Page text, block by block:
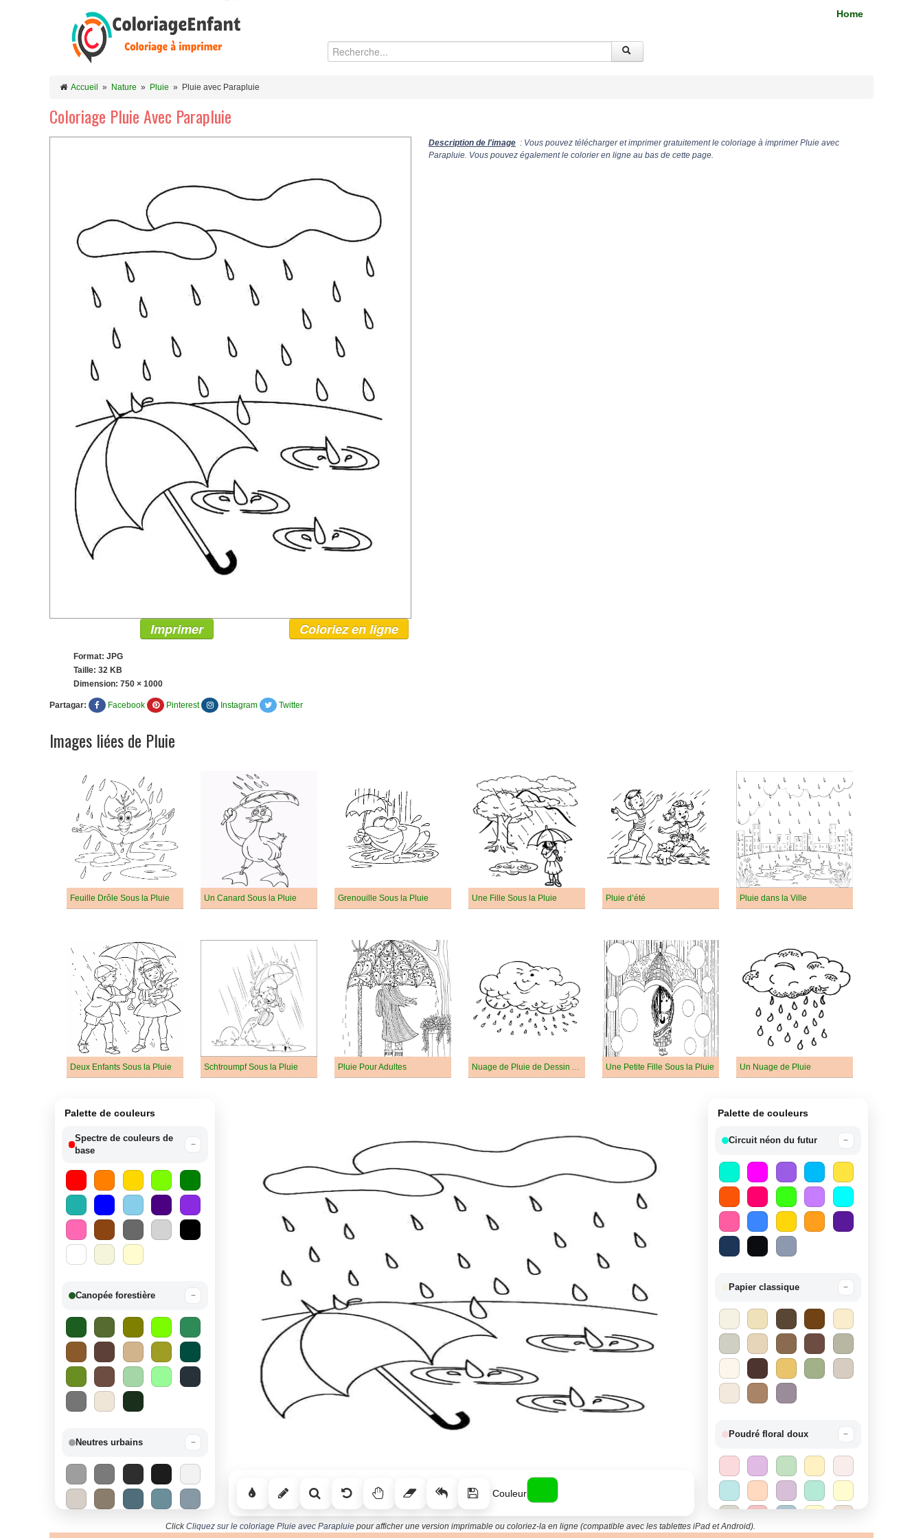
Home
Accueil » Nature » Pluie » Pluie avec Parapluie
Coloriage Pluie Avec Parapluie
Description de l'image : Vous pouvez télécharger et imprimer gratuitement le coloriage à imprimer Pluie avec
Parapluie. Vous pouvez également le colorier en ligne au bas de cette page.
Imprimer Coloriez en ligne
Format: JPG
Taille: 32 KB
Dimension: 750 × 1000
Partagar: Facebook Pinterest Instagram Twitter
Images liées de Pluie
Feuille Drôle Sous la Pluie Un Canard Sous la Pluie Grenouille Sous la Pluie Une Fille Sous la Pluie Pluie d’été Pluie dans la Ville
Deux Enfants Sous la Pluie Schtroumpf Sous la Pluie Pluie Pour Adultes Nuage de Pluie de Dessin Animé Une Petite Fille Sous la Pluie Un Nuage de Pluie
Palette de couleurs
Spectre de couleurs de
base
−
Canopée forestière −
Neutres urbains −
Couleur
Palette de couleurs
Circuit néon du futur −
Papier classique −
Poudré floral doux −
ClickCliquez sur le coloriage Pluie avec Parapluie pour afficher une version imprimable ou coloriez-la en ligne (compatible avec les tablettes iPad et Android).